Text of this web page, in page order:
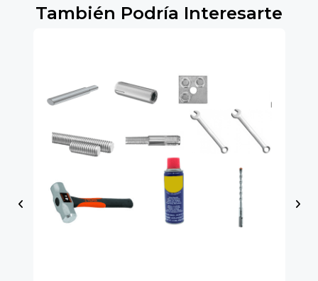
También Podría Interesarte